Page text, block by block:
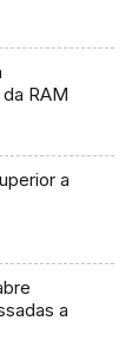
RAM
a
a